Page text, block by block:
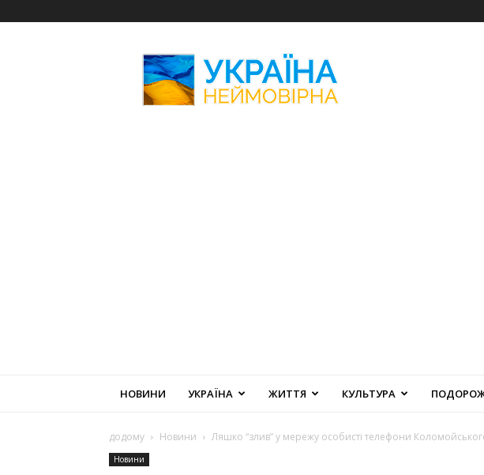
Неймовірна
НОВИНИ УКРАЇНА ЖИТТЯ КУЛЬТУРА
додому Новини Ляшко “злив” у мережу особисті телефони
Новини